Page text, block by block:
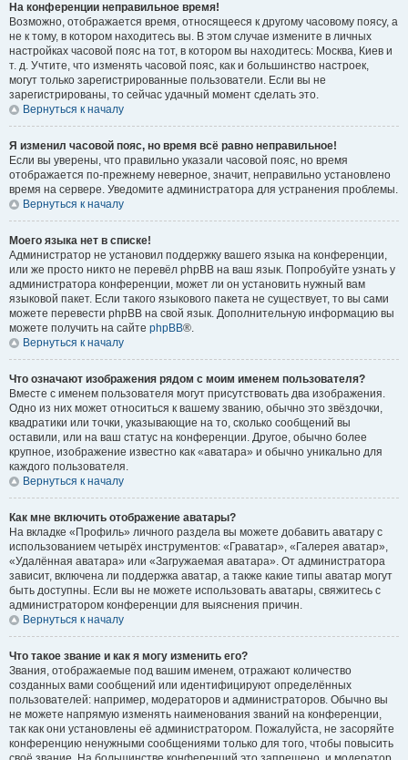
На конференции неправильное время!
Возможно, отображается время, относящееся к другому часовому поясу, а
не к тому, в котором находитесь вы. В этом случае измените в личных
настройках часовой пояс на тот, в котором вы находитесь: Москва, Киев и
т. д. Учтите, что изменять часовой пояс, как и большинство настроек,
могут только зарегистрированные пользователи. Если вы не
зарегистрированы, то сейчас удачный момент сделать это.
Вернуться к началу
Я изменил часовой пояс, но время всё равно неправильное!
Если вы уверены, что правильно указали часовой пояс, но время
отображается по-прежнему неверное, значит, неправильно установлено
время на сервере. Уведомите администратора для устранения проблемы.
Вернуться к началу
Моего языка нет в списке!
Администратор не установил поддержку вашего языка на конференции,
или же просто никто не перевёл phpBB на ваш язык. Попробуйте узнать у
администратора конференции, может ли он установить нужный вам
языковой пакет. Если такого языкового пакета не существует, то вы сами
можете перевести phpBB на свой язык. Дополнительную информацию вы
можете получить на сайте phpBB®.
Вернуться к началу
Что означают изображения рядом с моим именем пользователя?
Вместе с именем пользователя могут присутствовать два изображения.
Одно из них может относиться к вашему званию, обычно это звёздочки,
квадратики или точки, указывающие на то, сколько сообщений вы
оставили, или на ваш статус на конференции. Другое, обычно более
крупное, изображение известно как «аватара» и обычно уникально для
каждого пользователя.
Вернуться к началу
Как мне включить отображение аватары?
На вкладке «Профиль» личного раздела вы можете добавить аватару с
использованием четырёх инструментов: «Граватар», «Галерея аватар»,
«Удалённая аватара» или «Загружаемая аватара». От администратора
зависит, включена ли поддержка аватар, а также какие типы аватар могут
быть доступны. Если вы не можете использовать аватары, свяжитесь с
администратором конференции для выяснения причин.
Вернуться к началу
Что такое звание и как я могу изменить его?
Звания, отображаемые под вашим именем, отражают количество
созданных вами сообщений или идентифицируют определённых
пользователей: например, модераторов и администраторов. Обычно вы
не можете напрямую изменять наименования званий на конференции,
так как они установлены её администратором. Пожалуйста, не засоряйте
конференцию ненужными сообщениями только для того, чтобы повысить